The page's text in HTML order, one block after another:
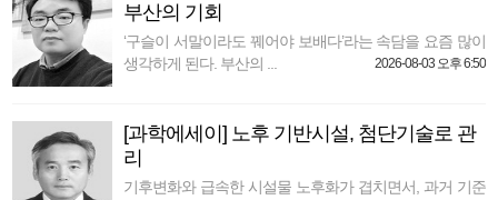
부산의 기회
‘구슬이 서말이라도 꿰어야 보배다’라는 속담을 요즘 많이
생각하게 된다. 부산의 ...
2026-08-03 오후 6:50
[과학에세이] 노후 기반시설, 첨단기술로 관
리
기후변화와 급속한 시설물 노후화가 겹치면서, 과거 기준